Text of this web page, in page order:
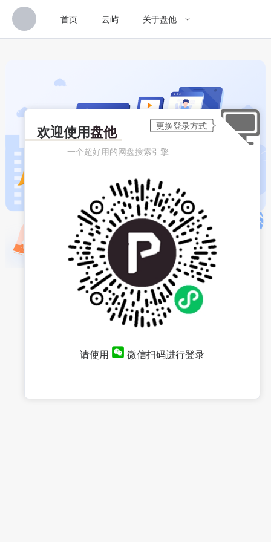
首页 云屿 关于盘他
欢迎使用盘他
一个超好用的网盘搜索引擎
请使用 微信扫码进行登录